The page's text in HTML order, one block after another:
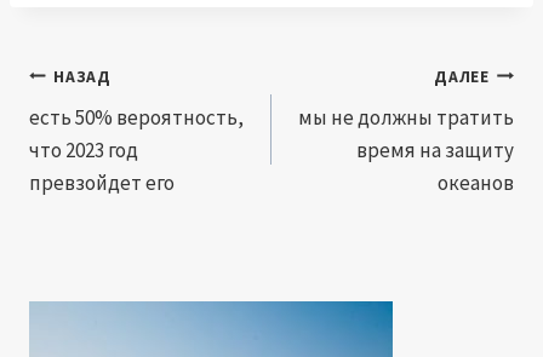
Навигация
по
записям
НАЗАД
есть 50% вероятность,
что 2023 год
превзойдет его
ДАЛЕЕ
мы не должны тратить
время на защиту
океанов